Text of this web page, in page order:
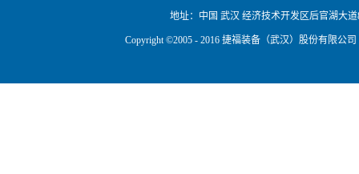
Copyright ©2005 - 2016 捷福装备（武汉）股份有限公司
地址： 中国 武汉 经济技术开发区后官湖大